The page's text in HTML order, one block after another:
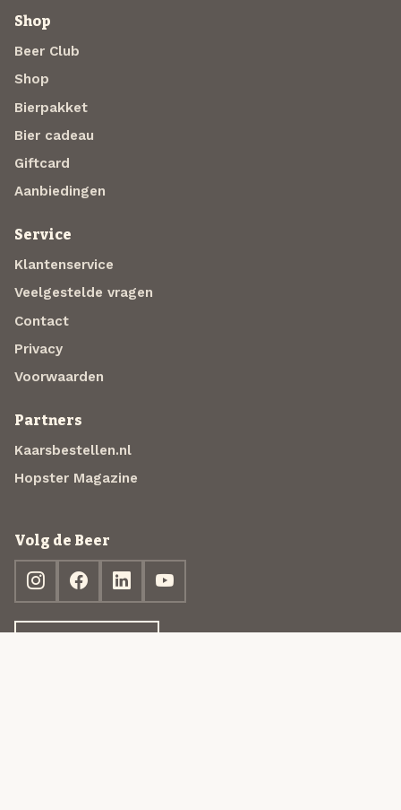
Shop
Beer Club
Shop
Bierpakket
Bier cadeau
Giftcard
Aanbiedingen
Service
Klantenservice
Veelgestelde vragen
Contact
Privacy
Voorwaarden
Partners
Kaarsbestellen.nl
Hopster Magazine
Volg de Beer